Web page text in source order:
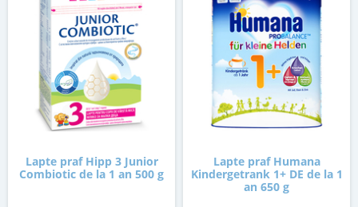
Lapte praf Hipp 3 Junior
Combiotic de la 1 an 500 g
Lapte praf Humana
Kindergetrank 1+ DE de la 1
an 650 g